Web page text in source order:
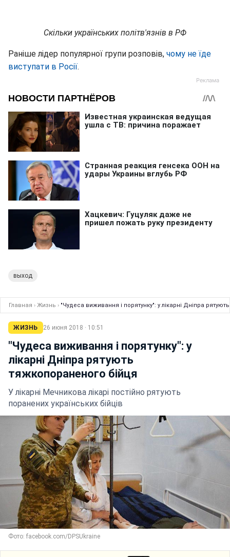
Скільки українських політв'язнів в РФ
Раніше лідер популярної групи розповів, чому не їде
виступати в Росії.
выход
Главная › Жизнь › "Чудеса виживання і порятунку": у лікарні Дніпра
ЖИЗНЬ 26 июня 2018 · 10:51
"Чудеса виживання і порятунку": у
лікарні Дніпра рятують
тяжкопораненого бійця
У лікарні Мечникова лікарі постійно рятують
поранених українських бійців
Фото: facebook.com/DPSUkraine